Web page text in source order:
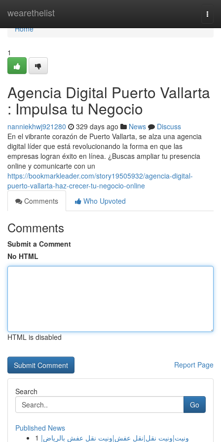
wearethelist
Home
Home
1
Agencia Digital Puerto Vallarta
: Impulsa tu Negocio
nanniekhwj921280 329 days ago News
Discuss
En el vibrante corazón de Puerto Vallarta, se alza una agencia
digital líder que está revolucionando la forma en que las
empresas logran éxito en línea. ¿Buscas ampliar tu presencia
online y comunicarte con un
https://bookmarkleader.com/story19505932/agencia-digital-
puerto-vallarta-haz-crecer-tu-negocio-online
Comments
Who Upvoted
Comments
Submit a Comment
No HTML
HTML is disabled
Report Page
Search
Go
Published News
1 ونيت|ونيت نقل|نقل عفش|ونيت نقل عفش بالرياض|